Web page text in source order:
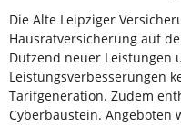
Die Alte Leipziger
Hausratversicherung auf
Dutzend neuer Leistungen
Leistungsverbesserungen
Tarifgeneration. Zudem
Cyberbaustein. Angeboten